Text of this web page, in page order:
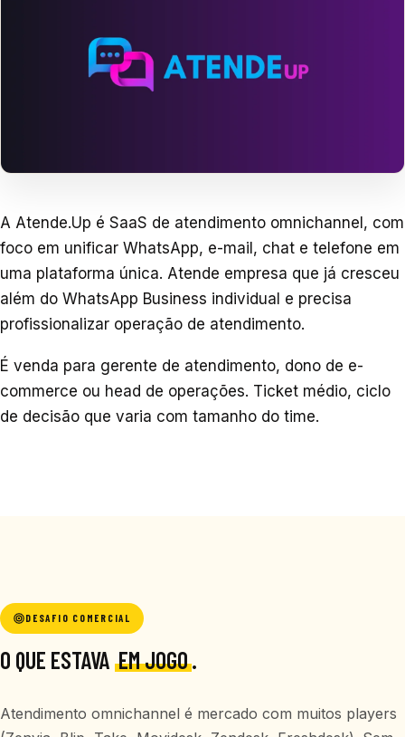
A Atende.Up é SaaS de atendimento omnichannel, com
foco em unificar WhatsApp, e-mail, chat e telefone em
uma plataforma única. Atende empresa que já cresceu
além do WhatsApp Business individual e precisa
profissionalizar operação de atendimento.
É venda para gerente de atendimento, dono de e-
commerce ou head de operações. Ticket médio, ciclo
de decisão que varia com tamanho do time.
DESAFIO COMERCIAL
O QUE ESTAVA EM JOGO.
Atendimento omnichannel é mercado com muitos players